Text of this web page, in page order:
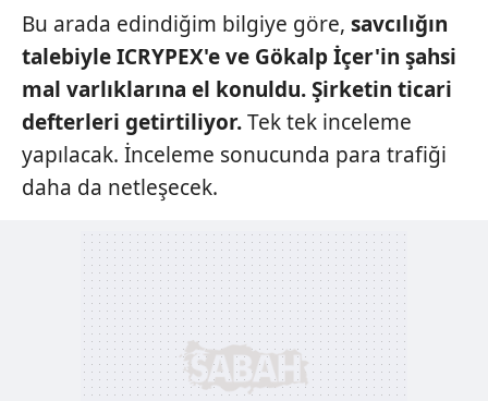
6698 sayılı Kişisel Verilerin Korunması Kanunu uyarınca
hazırlanmış Aydınlatma Metnimizi okumak ve sitemizde
ilgili mevzuata uygun olarak kullanılan çerezlerle ilgili bilgi
almak için lütfentıklayınız.
Bu arada edindiğim bilgiye göre, savcılığın
talebiyleICRYPEX'e ve Gökalpİçer'in şahsi
mal varlıklarına el konuldu. Şirketin ticari
defterleri getirtiliyor.Tek tek inceleme
yapılacak. İnceleme sonucunda para trafiği
daha da netleşecek.